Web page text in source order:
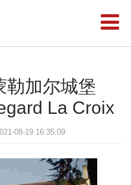
勒加尔城堡
La Croix
08-19 16:35:09